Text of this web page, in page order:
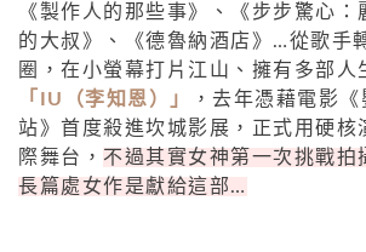
《製作人的那些事》、《步步驚心：
的大叔》、《德魯納酒店》…從歌手
圈，在小螢幕打片江山、擁有多部人
「IU（李知恩）」
，去年憑藉電影《
站》首度殺進坎城影展，正式用硬核
際舞台， 不過其實女神第一次挑戰拍
長篇處女作是獻給這部…